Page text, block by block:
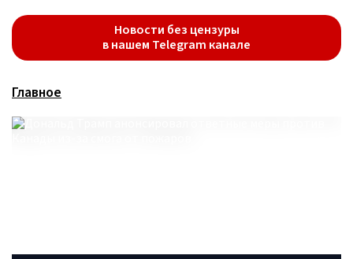
Новости без цензуры
в нашем Telegram канале
Главное